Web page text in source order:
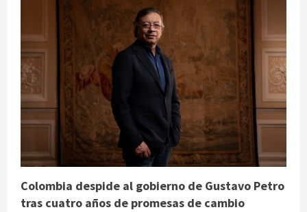
Colombia despide al gobierno de Gustavo Petro
tras cuatro años de promesas de cambio